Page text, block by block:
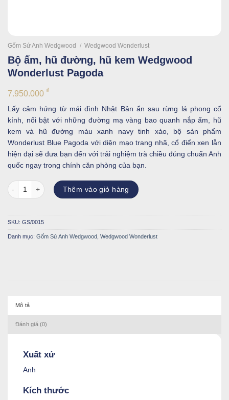
Gốm Sứ Anh Wedgwood / Wedgwood Wonderlust
Bộ ấm, hũ đường, hũ kem Wedgwood
Wonderlust Pagoda
7.950.000 ₫
Lấy cảm hứng từ mái đình Nhật Bản ẩn sau rừng lá phong cổ
kính, nổi bật với những đường mạ vàng bao quanh nắp ấm, hũ
kem và hũ đường màu xanh navy tinh xảo, bộ sản phẩm
Wonderlust Blue Pagoda với diện mạo trang nhã, cổ điển xen lẫn
hiện đại sẽ đưa bạn đến với trải nghiệm trà chiều đúng chuẩn Anh
quốc ngay trong chính căn phòng của bạn.
Bộ ấm, hũ đường, hũ kem Wedgwood Wonderlust Pagoda số lượng
Thêm vào giỏ hàng
SKU: GS/0015
Danh mục: Gốm Sứ Anh Wedgwood Wedgwood Wonderlust
Mô tả
Đánh giá (0)
Xuất xứ
Anh
Kích thước